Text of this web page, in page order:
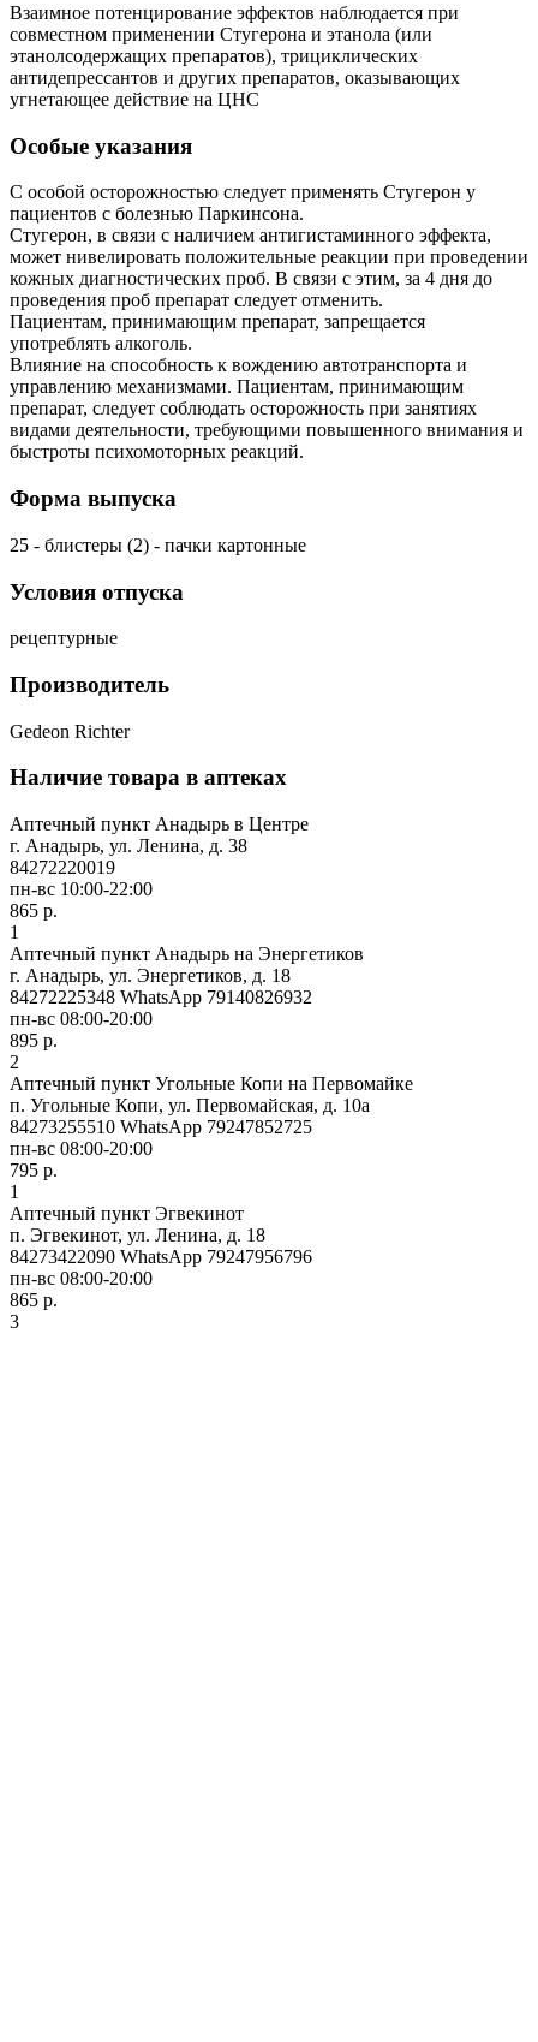
Взаимное потенцирование эффектов наблюдается при
совместном применении Стугерона и этанола (или
этанолсодержащих препаратов), трициклических
антидепрессантов и других препаратов, оказывающих
угнетающее действие на ЦНС
Особые указания
С особой осторожностью следует применять Стугерон у
пациентов с болезнью Паркинсона.
Стугерон, в связи с наличием антигистаминного эффекта,
может нивелировать положительные реакции при проведении
кожных диагностических проб. В связи с этим, за 4 дня до
проведения проб препарат следует отменить.
Пациентам, принимающим препарат, запрещается
употреблять алкоголь.
Влияние на способность к вождению автотранспорта и
управлению механизмами. Пациентам, принимающим
препарат, следует соблюдать осторожность при занятиях
видами деятельности, требующими повышенного внимания и
быстроты психомоторных реакций.
Форма выпуска
25 - блистеры (2) - пачки картонные
Условия отпуска
рецептурные
Производитель
Gedeon Richter
Наличие товара в аптеках
Аптечный пункт Анадырь в Центре
г. Анадырь, ул. Ленина, д. 38
84272220019
пн-вс 10:00-22:00
865 р.
1
Аптечный пункт Анадырь на Энергетиков
г. Анадырь, ул. Энергетиков, д. 18
84272225348 WhatsApp 79140826932
пн-вс 08:00-20:00
895 р.
2
Аптечный пункт Угольные Копи на Первомайке
п. Угольные Копи, ул. Первомайская, д. 10а
84273255510 WhatsApp 79247852725
пн-вс 08:00-20:00
795 р.
1
Аптечный пункт Эгвекинот
п. Эгвекинот, ул. Ленина, д. 18
84273422090 WhatsApp 79247956796
пн-вс 08:00-20:00
865 р.
3